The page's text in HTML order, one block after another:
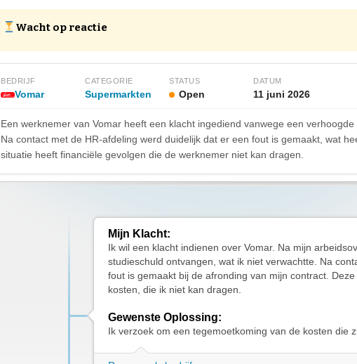
Wacht op reactie
BEDRIJF
Vomar
CATEGORIE
Supermarkten
STATUS
Open
DATUM
11 juni 2026
Een werknemer van Vomar heeft een klacht ingediend vanwege een
Na contact met de HR-afdeling werd duidelijk dat er een fout is gemaakt, wat
situatie heeft financiële gevolgen die de werknemer niet kan dragen.
Mijn Klacht:
Ik wil een klacht indienen over Vomar. Na mijn
studieschuld ontvangen, wat ik niet verwachtte. Na
fout is gemaakt bij de afronding van mijn contract.
kosten, die ik niet kan dragen.
Gewenste Oplossing:
Ik verzoek om een tegemoetkoming van de kosten die